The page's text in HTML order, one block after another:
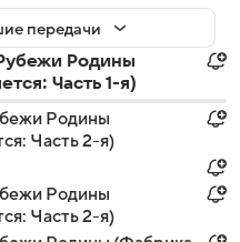
передачи
Родины
Часть 1-я)
Родины
Часть 2-я)
Родины
Часть 2-я)